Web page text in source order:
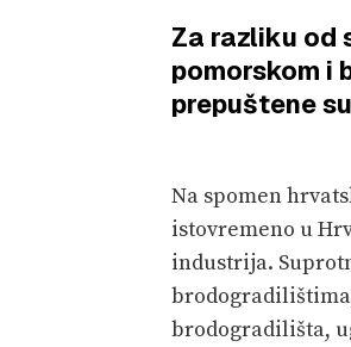
Za razliku od
pomorskom i
prepuštene
Na spomen
istovremeno u
industrija.
brodogradilišta,